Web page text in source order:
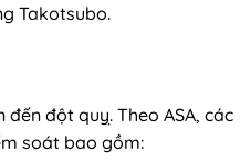
Takotsubo.
đột quỵ. Theo ASA, các
soát bao gồm: